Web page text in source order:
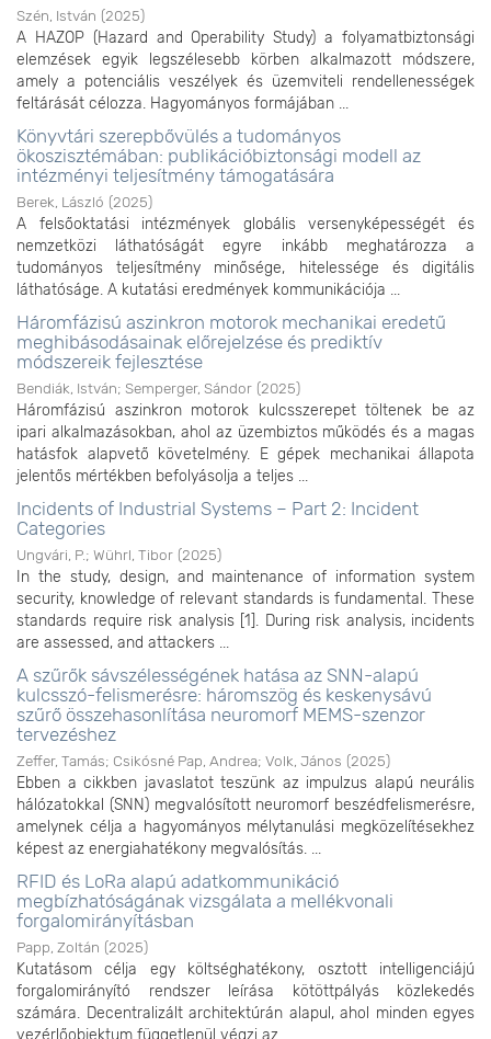
Szén, István (2025)
A HAZOP (Hazard and Operability Study) a folyamatbiztonsági
elemzések egyik legszélesebb körben alkalmazott módszere,
amely a potenciális veszélyek és üzemviteli rendellenességek
feltárását célozza. Hagyományos formájában ...
Könyvtári szerepbővülés a tudományos
ökoszisztémában: publikációbiztonsági modell az
intézményi teljesítmény támogatására
Berek, László (2025)
A felsőoktatási intézmények globális versenyképességét és
nemzetközi láthatóságát egyre inkább meghatározza a
tudományos teljesítmény minősége, hitelessége és digitális
láthatóságe. A kutatási eredmények kommunikációja ...
Háromfázisú aszinkron motorok mechanikai eredetű
meghibásodásainak előrejelzése és prediktív
módszereik fejlesztése
Bendiák, István; Semperger, Sándor (2025)
Háromfázisú aszinkron motorok kulcsszerepet töltenek be az
ipari alkalmazásokban, ahol az üzembiztos működés és a magas
hatásfok alapvető követelmény. E gépek mechanikai állapota
jelentős mértékben befolyásolja a teljes ...
Incidents of Industrial Systems – Part 2: Incident
Categories
Ungvári, P.; Wührl, Tibor (2025)
In the study, design, and maintenance of information system
security, knowledge of relevant standards is fundamental. These
standards require risk analysis [1]. During risk analysis, incidents
are assessed, and attackers ...
A szűrők sávszélességének hatása az SNN-alapú
kulcsszó-felismerésre: háromszög és keskenysávú
szűrő összehasonlítása neuromorf MEMS-szenzor
tervezéshez
Zeffer, Tamás; Csikósné Pap, Andrea; Volk, János (2025)
Ebben a cikkben javaslatot teszünk az impulzus alapú neurális
hálózatokkal (SNN) megvalósított neuromorf beszédfelismerésre,
amelynek célja a hagyományos mélytanulási megközelítésekhez
képest az energiahatékony megvalósítás. ...
RFID és LoRa alapú adatkommunikáció
megbízhatóságának vizsgálata a mellékvonali
forgalomirányításban
Papp, Zoltán (2025)
Kutatásom célja egy költséghatékony, osztott intelligenciájú
forgalomirányító rendszer leírása kötöttpályás közlekedés
számára. Decentralizált architektúrán alapul, ahol minden egyes
vezérlőobjektum függetlenül végzi az ...